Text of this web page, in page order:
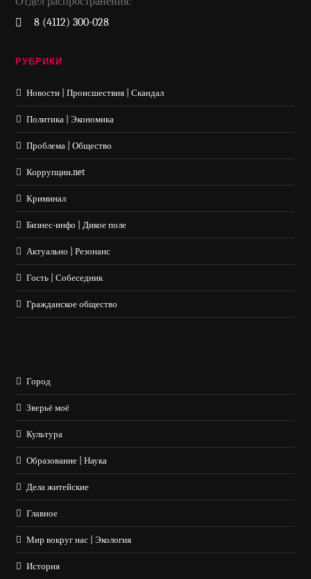
8 (4112) 300-028
РУБРИКИ
Новости | Происшествия | Скандал
Политика | Экономика
Проблема | Общество
Коррупции.net
Криминал
Бизнес-инфо | Дикое поле
Актуально | Резонанс
Гость | Собеседник
Гражданское общество
Город
Зверьё моё
Культура
Образование | Наука
Дела житейские
Главное
Мир вокруг нас | Экология
История